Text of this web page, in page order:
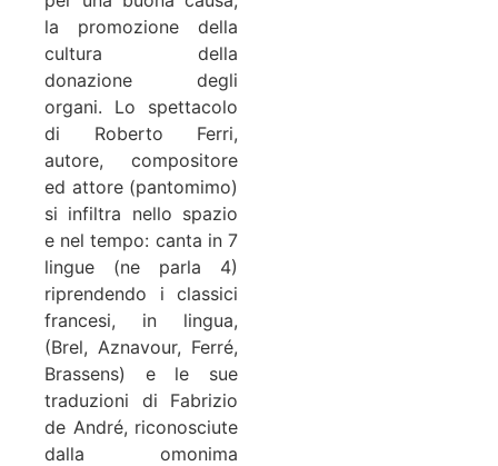
la promozione della
cultura della
donazione degli
organi. Lo spettacolo
di Roberto Ferri,
autore, compositore
ed attore (pantomimo)
si infiltra nello spazio
e nel tempo: canta in 7
lingue (ne parla 4)
riprendendo i classici
francesi, in lingua,
(Brel, Aznavour, Ferré,
Brassens) e le sue
traduzioni di Fabrizio
de André, riconosciute
dalla omonima